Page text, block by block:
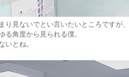
り見ないでとい言いたいところですが、
る角度から見られる僕。
いとね。